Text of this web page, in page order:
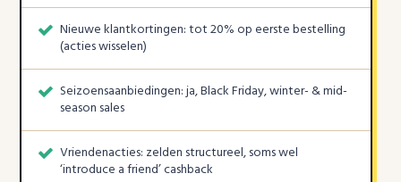
Nieuwe klantkortingen: tot 20% op eerste bestelling
(acties wisselen)
Seizoensaanbiedingen: ja, Black Friday, winter- & mid-
season sales
Vriendenacties: zelden structureel, soms wel
‘introduce a friend’ cashback